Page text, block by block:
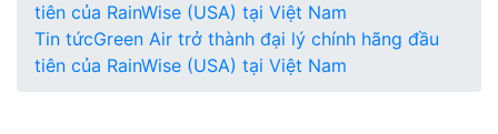
tiên của RainWise (USA) tại Việt Nam
Tin tứcGreen Air trở thành đại lý chính hãng đầu
tiên của RainWise (USA) tại Việt Nam